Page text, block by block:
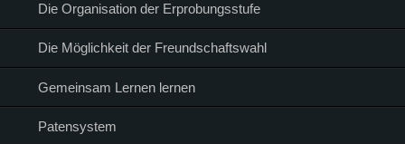
Die Organisation der Erprobungsstufe
Die Möglichkeit der Freundschaftswahl
Gemeinsam Lernen lernen
Patensystem